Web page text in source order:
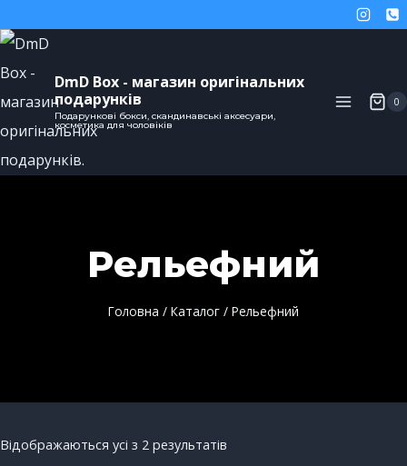
DmD Box - магазин оригінальних
подарунків
Подарункові бокси, скандинавські аксесуари,
косметика для чоловіків
0
Рельефний
Головна / Каталог / Рельефний
Відображаються усі з 2 результатів